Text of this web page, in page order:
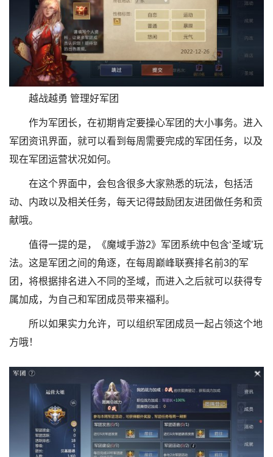
越战越勇 管理好军团
作为军团长，在初期肯定要操心军团的大小事务。进入
军团资讯界面，就可以看到每周需要完成的军团任务，以及
现在军团运营状况如何。
在这个界面中，会包含很多大家熟悉的玩法，包括活
动、内政以及相关任务，每天记得鼓励团友进团做任务和贡
献哦。
值得一提的是，《魔域手游2》军团系统中包含‘圣域’玩
法。这是军团之间的角逐，在每周巅峰联赛排名前3的军
团，将根据排名进入不同的圣域，而进入之后就可以获得专
属加成，为自己和军团成员带来福利。
所以如果实力允许，可以组织军团成员一起占领这个地
方哦！